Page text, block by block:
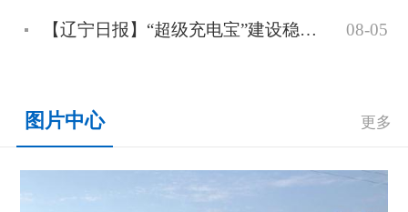
【辽宁日报】“超级充电宝”建设稳步推进 08-05
图片中心 更多